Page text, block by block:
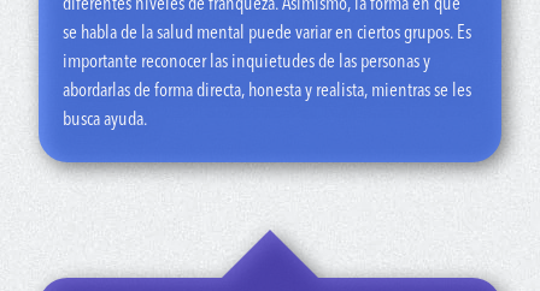
darte validación”.
se habla de la salud mental puede variar en ciertos grupos. Es
importante reconocer las inquietudes de las personas y
abordarlas de forma directa, honesta y realista, mientras se les
busca ayuda.